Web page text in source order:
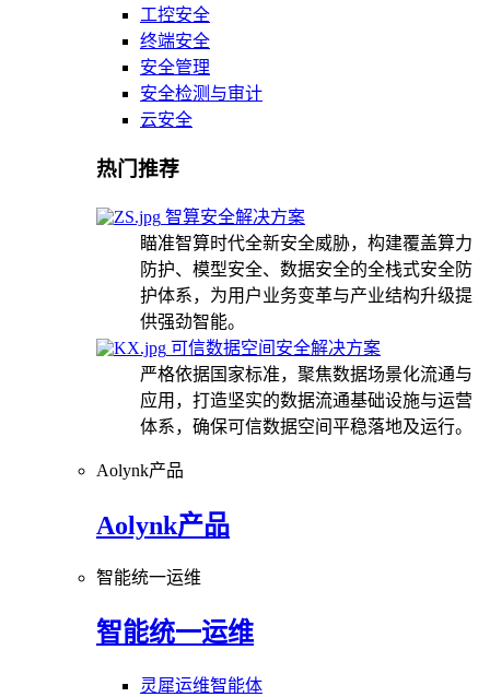
工控安全
终端安全
安全管理
安全检测与审计
云安全
热门推荐
智算安全解决方案
瞄准智算时代全新安全威胁，构建覆盖算力
防护、模型安全、数据安全的全栈式安全防
护体系，为用户业务变革与产业结构升级提
供强劲智能。
可信数据空间安全解决方案
严格依据国家标准，聚焦数据场景化流通与
应用，打造坚实的数据流通基础设施与运营
体系，确保可信数据空间平稳落地及运行。
Aolynk产品
Aolynk产品
智能统一运维
智能统一运维
灵犀运维智能体